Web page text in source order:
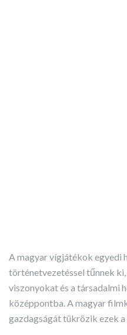
A magyar vígjátékok egyedi
történetvezetéssel tűnnek
viszonyokat és a társadalmi
középpontba. A magyar
gazdagságát tükrözik ezek